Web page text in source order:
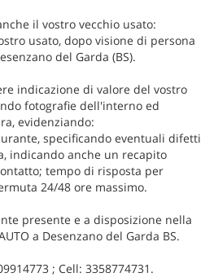
il vostro vecchio usato:
usato, dopo visione di persona
del Garda (BS).
indicazione di valore del vostro
fotografie dell'interno ed
evidenziando:
specificando eventuali difetti
indicando anche un recapito
tempo di risposta per
24/48 ore massimo.
presente e a disposizione nella
a Desenzano del Garda BS.
; Cell: 3358774731.